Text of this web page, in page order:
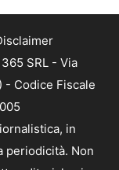
SRL - Via
- Codice Fiscale
in
periodicità. Non